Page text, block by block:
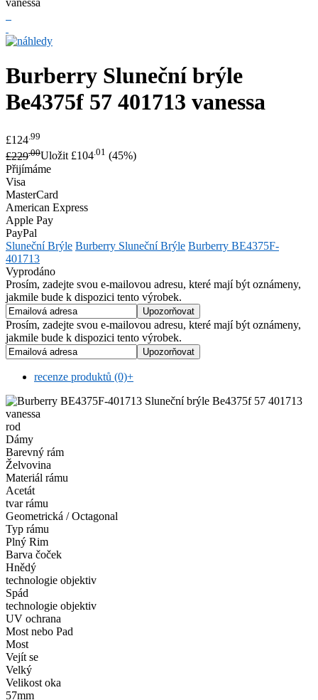
Burberry Sluneční brýle
Be4375f 57 401713 vanessa
£124 .99
£229.00Uložit £104.01 (45%)
Přijímáme
Visa
MasterCard
American Express
Apple Pay
PayPal
Sluneční Brýle Burberry Sluneční Brýle Burberry BE4375F-
401713
Vyprodáno
Prosím, zadejte svou e-mailovou adresu, které mají být oznámeny,
jakmile bude k dispozici tento výrobek.
Prosím, zadejte svou e-mailovou adresu, které mají být oznámeny,
jakmile bude k dispozici tento výrobek.
recenze produktů (0)+
rod
Dámy
Barevný rám
Želvovina
Materiál rámu
Acetát
tvar rámu
Geometrická / Octagonal
Typ rámu
Plný Rim
Barva čoček
Hnědý
technologie objektiv
Spád
technologie objektiv
UV ochrana
Most nebo Pad
Most
Vejít se
Velký
Velikost oka
57mm